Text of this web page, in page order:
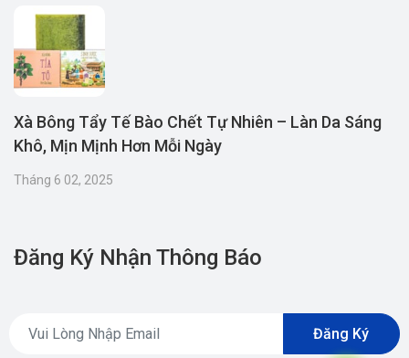
Xà Bông Tẩy Tế Bào Chết Tự Nhiên – Làn Da Sáng
Khô, Mịn Mịnh Hơn Mỗi Ngày
Tháng 6 02, 2025
Đăng Ký Nhận Thông Báo
Đăng Ký